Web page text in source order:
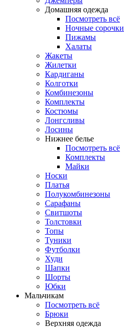
Домашняя одежда
Посмотреть всё
Ночные сорочки
Пижамы
Халаты
Жакеты
Жилетки
Кардиганы
Колготки
Комбинезоны
Комплекты
Костюмы
Лонгсливы
Лосины
Нижнее белье
Посмотреть всё
Комплекты
Майки
Носки
Платья
Полукомбинезоны
Сарафаны
Свитшоты
Толстовки
Топы
Туники
Футболки
Худи
Шапки
Шорты
Юбки
Мальчикам
Посмотреть всё
Брюки
Верхняя одежда